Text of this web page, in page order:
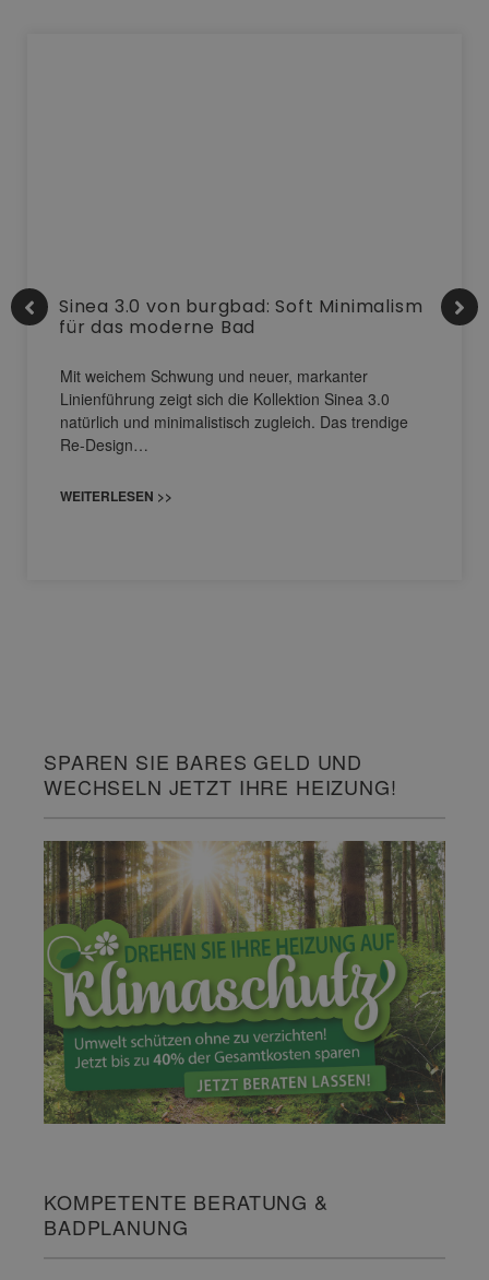
Sinea 3.0 von burgbad: Soft Minimalism
für das moderne Bad
Mit weichem Schwung und neuer, markanter
Linienführung zeigt sich die Kollektion Sinea 3.0
natürlich und minimalistisch zugleich. Das trendige
Re-Design…
WEITERLESEN >>
SPAREN SIE BARES GELD UND
WECHSELN JETZT IHRE HEIZUNG!
KOMPETENTE BERATUNG &
BADPLANUNG